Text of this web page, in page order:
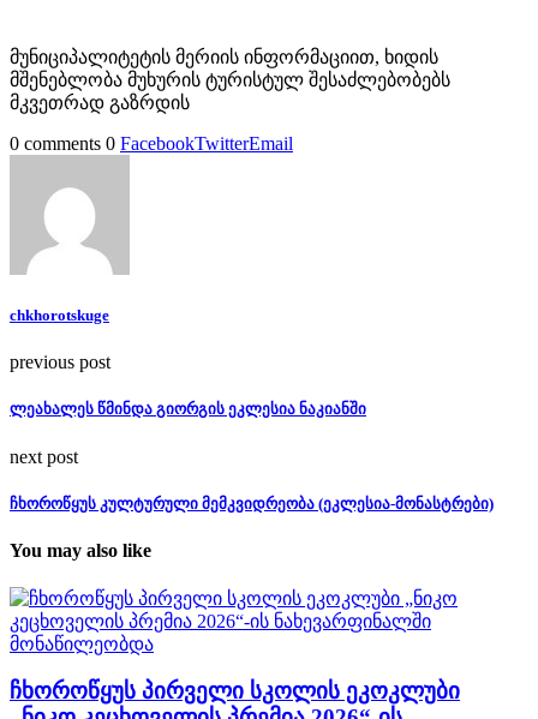
მუნიციპალიტეტის მერიის ინფორმაციით, ხიდის
მშენებლობა მუხურის ტურისტულ შესაძლებობებს
მკვეთრად გაზრდის
0 comments 0 FacebookTwitterEmail
chkhorotskuge
previous post
ლეახალეს წმინდა გიორგის ეკლესია ნაკიანში
next post
ჩხოროწყუს კულტურული მემკვიდრეობა (ეკლესია-მონასტრები)
You may also like
ჩხოროწყუს პირველი სკოლის ეკოკლუბი